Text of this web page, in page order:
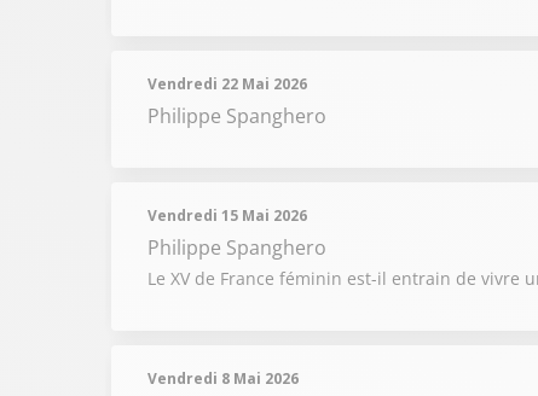
Vendredi 22 Mai 2026
Philippe Spanghero
Vendredi 15 Mai 2026
Philippe Spanghero
Le XV de France féminin est-il entrain de vivre
Vendredi 8 Mai 2026